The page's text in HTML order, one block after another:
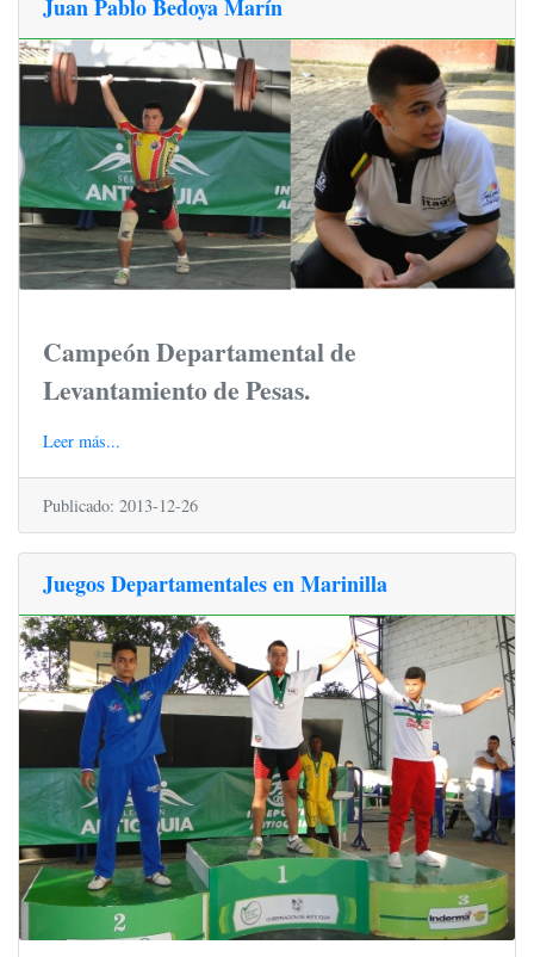
Juan Pablo Bedoya Marín
Campeón Departamental de
Levantamiento de Pesas.
Leer más...
Publicado: 2013-12-26
Juegos Departamentales en Marinilla